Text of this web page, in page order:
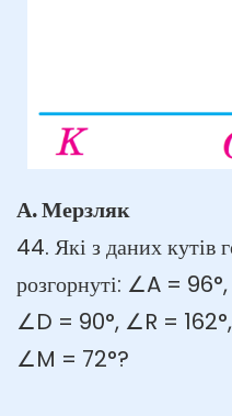
А. Мерзляк
44. Які з даних кутів
розгорнуті: ∠A =
∠D = 90°, ∠R =
∠M = 72°?